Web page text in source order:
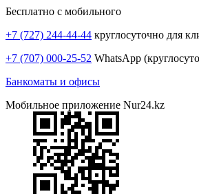
Бесплатно с мобильного
+7 (727) 244-44-44 круглосуточно для
+7 (707) 000-25-52 WhatsApp
Банкоматы и офисы
Мобильное приложение Nur24.kz